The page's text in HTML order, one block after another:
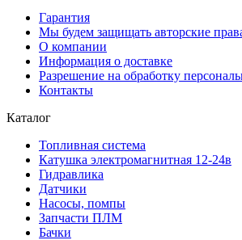
Гарантия
Мы будем защищать авторские
О компании
Информация о доставке
Разрешение на обработку
Контакты
Каталог
Топливная система
Катушка электромагнитная 12-24в
Гидравлика
Датчики
Насосы, помпы
Запчасти ПЛМ
Бачки